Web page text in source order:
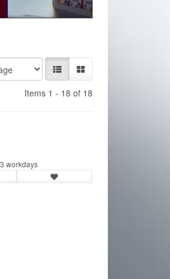
Items 1 - 18 of 18
workdays